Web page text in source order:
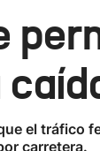
el tráfico
carretera.